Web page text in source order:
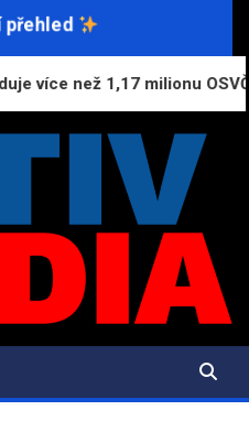
1,17 milionu OSVČ,